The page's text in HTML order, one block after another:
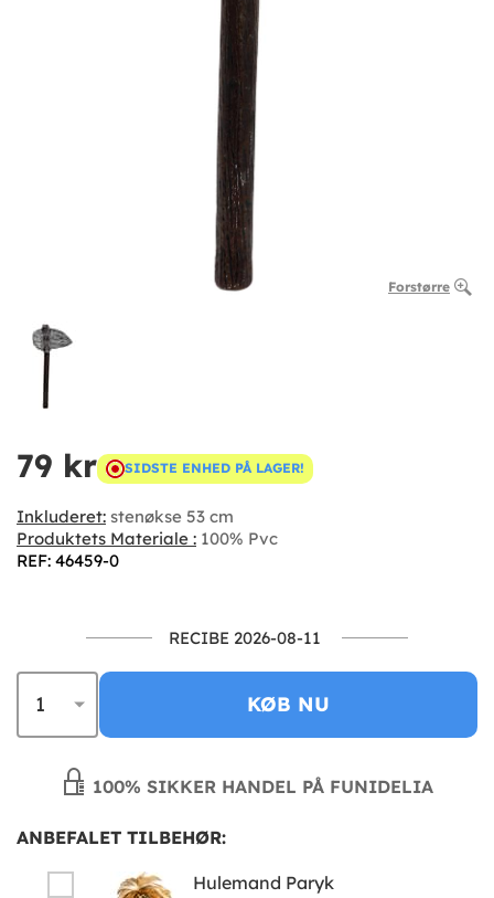
Forstørre
79 kr SIDSTE ENHED PÅ LAGER!
Inkluderet: stenøkse 53 cm
Produktets Materiale : 100% Pvc
REF: 46459-0
RECIBE 2026-08-11
KØB NU
100% SIKKER HANDEL PÅ FUNIDELIA
ANBEFALET TILBEHØR:
Hulemand Paryk